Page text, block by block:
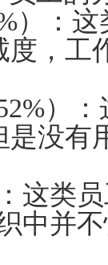
）：
，工
）
是没有
这类
中并